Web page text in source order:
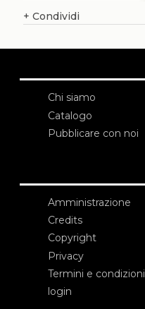
+ Condividi
Chi siamo
Catalogo
Pubblicare con noi
Amministrazione
Credits
Copyright
Privacy
Termini e condizioni
login